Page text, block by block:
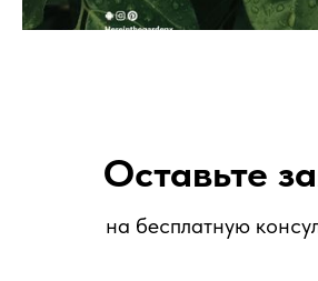
Оставьте
на бесплатную